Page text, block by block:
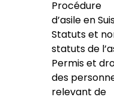
Procédure
d’asile en
Statuts et
statuts de
Permis et
des
relevant de